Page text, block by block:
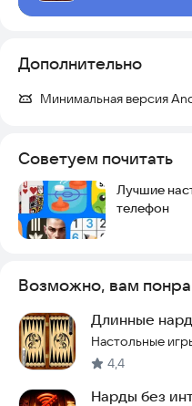
Дополнительно
Минимальная версия
Советуем почитать
Лучшие
телефон
Возможно, вам
Длинные
Настольные
4,4
Нарды без